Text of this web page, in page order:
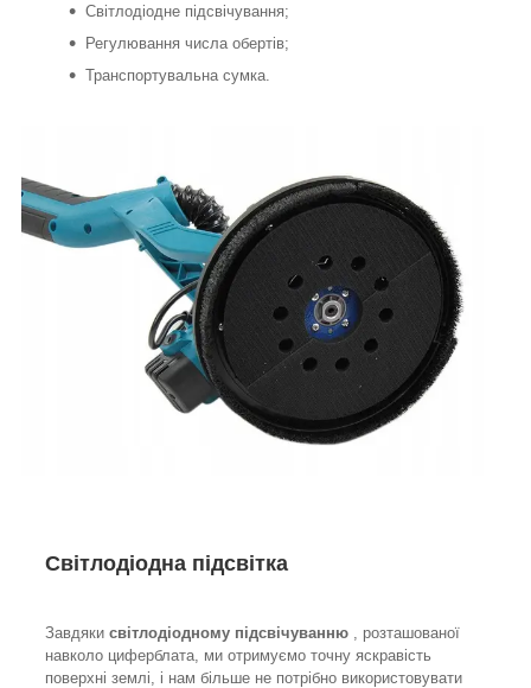
Світлодіодне підсвічування;
Регулювання числа обертів;
Транспортувальна сумка.
Світлодіодна підсвітка
Завдяки світлодіодному підсвічуванню
, розташованої
навколо циферблата, ми отримуємо точну яскравість
поверхні землі, і нам більше не потрібно використовувати